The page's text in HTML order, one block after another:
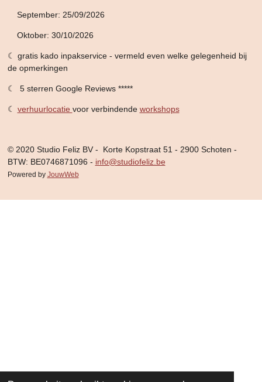
September: 25/09/2026
Oktober: 30/10/2026
☾ gratis kado inpakservice - vermeld even welke gelegenheid bij
de opmerkingen
☾ 5 sterren Google Reviews *****
☾ verhuurlocatie voor verbindende workshops
© 2020 Studio Feliz BV - Korte Kopstraat 51 - 2900 Schoten -
BTW: BE0746871096 - info@studiofeliz.be
Powered by JouwWeb